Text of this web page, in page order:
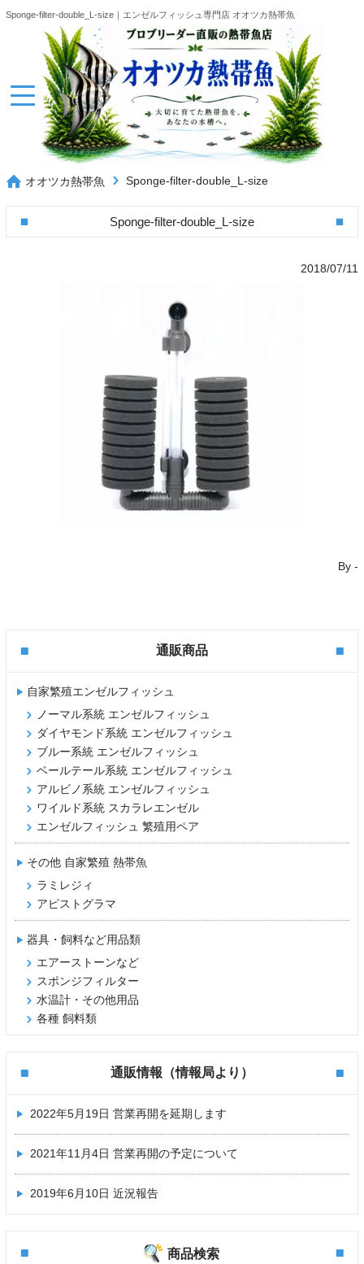
Sponge-filter-double_L-size｜エンゼルフィッシュ専門店 オオツカ熱帯魚
オオツカ熱帯魚 Sponge-filter-double_L-size
Sponge-filter-double_L-size
2018/07/11
By-
通販商品
自家繁殖エンゼルフィッシュ
ノーマル系統 エンゼルフィッシュ
ダイヤモンド系統 エンゼルフィッシュ
ブルー系統 エンゼルフィッシュ
ベールテール系統 エンゼルフィッシュ
アルビノ系統 エンゼルフィッシュ
ワイルド系統 スカラレエンゼル
エンゼルフィッシュ 繁殖用ペア
その他 自家繁殖 熱帯魚
ラミレジィ
アピストグラマ
器具・飼料など用品類
エアーストーンなど
スポンジフィルター
水温計・その他用品
各種 飼料類
通販情報（情報局より）
2022年5月19日 営業再開を延期します
2021年11月4日 営業再開の予定について
2019年6月10日 近況報告
商品検索